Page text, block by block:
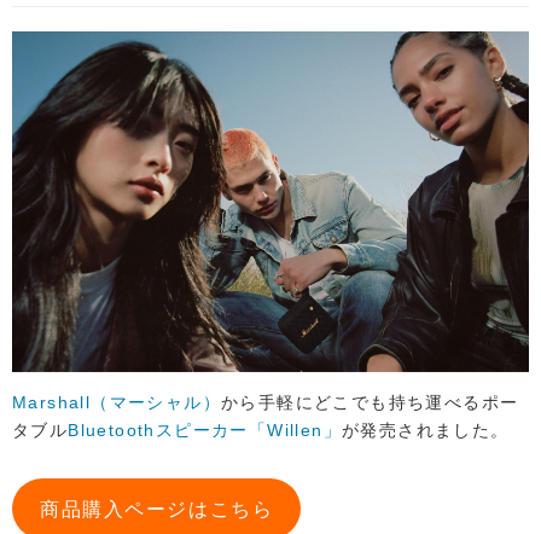
Marshall（マーシャル） から手軽にどこでも持ち運べるポー
タブルBluetoothスピーカー「Willen」が発売されました。
商品購入ページはこちら